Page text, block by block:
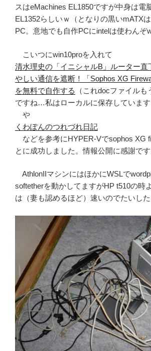
スはeMachines EL1850ですが中身は電
EL1352らしいｗ（となりの黒いmATX
PC。意地でも自作PCにintelは使わんぞw
こいつにwin10proを入れて
清水理史の「イニシャルB」ルーター直
やしい通信を遮断！「Sophos XG
を無料で自作する
（これdocファイル
ですね…私はローカルに保存しています
や
くわぽんのつれづれ日記
などを参考にHYPER-Vでsophos XG
とに成功しました。情報公開に感謝です
AthlonIIマシンにはほかにWSLで
softetherを動かしてますがHP t510の時
は（妻も認めるほど）速いのでたいした